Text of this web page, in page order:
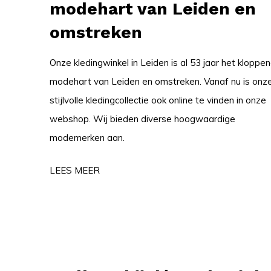
modehart van Leiden en
omstreken
Onze kledingwinkel in Leiden is al 53 jaar het
modehart van Leiden en omstreken. Vanaf nu is
stijlvolle kledingcollectie ook online te vinden in onze
webshop. Wij bieden diverse hoogwaardige
modemerken aan.
LEES MEER